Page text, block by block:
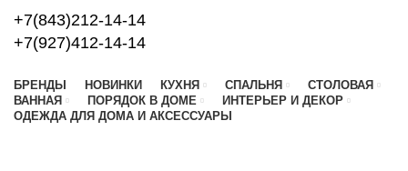
+7(843)212-14-14
+7(927)412-14-14
БРЕНДЫ НОВИНКИ КУХНЯ СПАЛЬНЯ
СТОЛОВАЯ
ВАННАЯ
ПОРЯДОК В ДОМЕ
ИНТЕРЬЕР И ДЕКОР
ОДЕЖДА ДЛЯ ДОМА И АКСЕССУАРЫ